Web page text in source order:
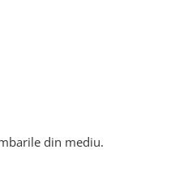
din mediu.